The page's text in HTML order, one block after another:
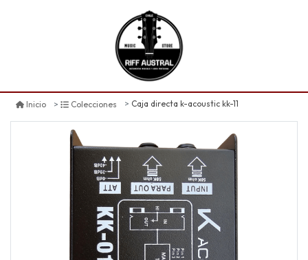
Inicio Colecciones Caja directa k-acoustic kk-11